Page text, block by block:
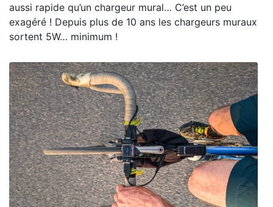
aussi rapide qu’un chargeur mural… C’est un peu
exagéré ! Depuis plus de 10 ans les chargeurs muraux
sortent 5W… minimum !